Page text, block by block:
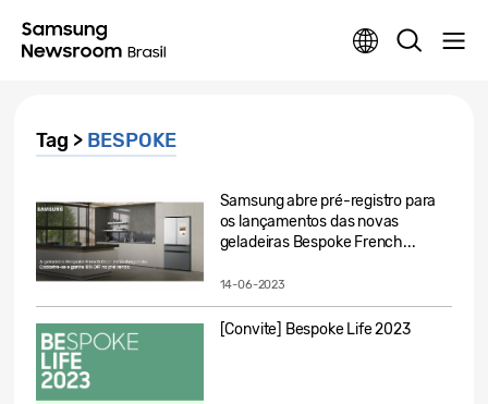
Tag > BESPOKE
Samsung abre pré-registro para
os lançamentos das novas
geladeiras Bespoke French...
14-06-2023
[Convite] Bespoke Life 2023